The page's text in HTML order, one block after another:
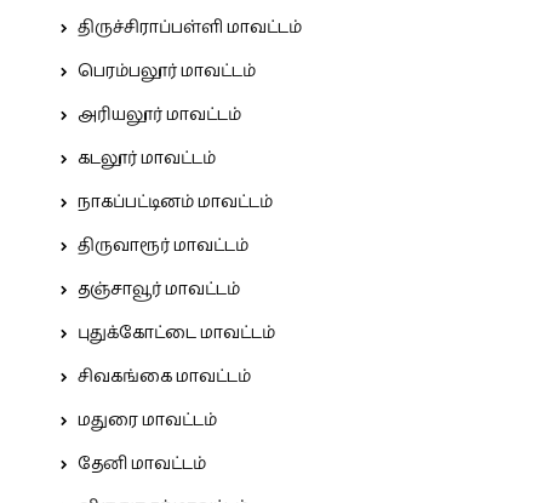
திருச்சிராப்பள்ளி மாவட்டம்
பெரம்பலூர் மாவட்டம்
அரியலூர் மாவட்டம்
கடலூர் மாவட்டம்
நாகப்பட்டினம் மாவட்டம்
திருவாரூர் மாவட்டம்
தஞ்சாவூர் மாவட்டம்
புதுக்கோட்டை மாவட்டம்
சிவகங்கை மாவட்டம்
மதுரை மாவட்டம்
தேனி மாவட்டம்